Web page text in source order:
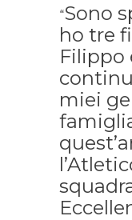
“Sono
ho tre
Filippo
miei